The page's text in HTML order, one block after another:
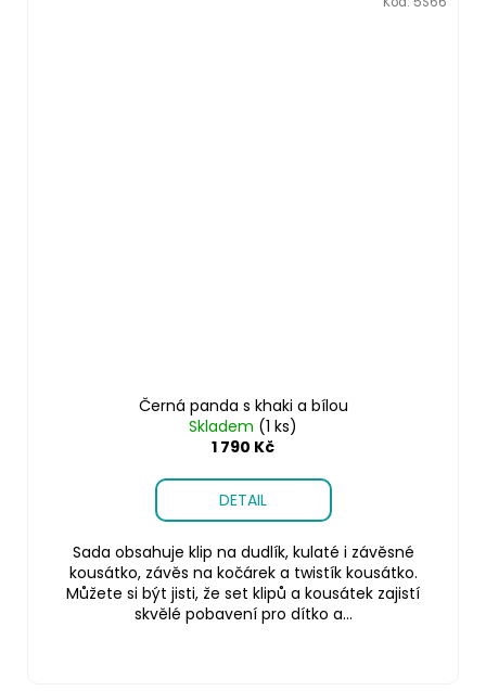
Černá panda s khaki a bílou
Skladem (1 ks)
1 790 Kč
DETAIL
Sada obsahuje klip na dudlík, kulaté i závěsné
kousátko, závěs na kočárek a twistík kousátko.
Můžete si být jisti, že set klipů a kousátek zajistí
skvělé pobavení pro dítko a...